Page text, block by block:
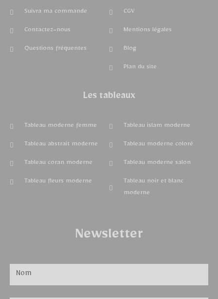
Suivra ma commande
Contactez-nous
Questions fréquentes
CGV
Mentions légales
Blog
Plan du site
Les tableaux
Tableau moderne femme
Tableau abstrait moderne
Tableau coran moderne
Tableau fleurs moderne
Tableau islam moderne
Tableau moderne coloré
Tableau moderne salon
Tableau noir et blanc
moderne
Newsletter